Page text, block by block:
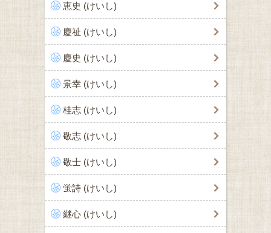
恵史 (けいし)
慶祉 (けいし)
慶史 (けいし)
景幸 (けいし)
桂志 (けいし)
敬志 (けいし)
敬士 (けいし)
蛍詩 (けいし)
継心 (けいし)